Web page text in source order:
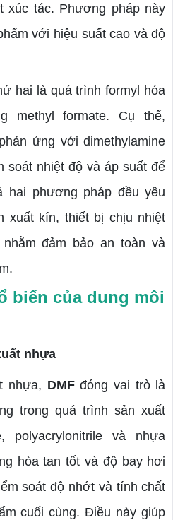
xúc tác. Phương pháp này
với hiệu suất cao và độ
hai là quá trình formyl hóa
methyl formate. Cụ thể,
ứng với dimethylamine
soát nhiệt độ và áp suất để
hai phương pháp đều yêu
xuất kín, thiết bị chịu nhiệt
đảm bảo an toàn và
biến của dung môi
nhựa
DMFđóng vai trò là
trong quá trình sản xuất
polyacrylonitrile và nhựa
hòa tan tốt và độ bay hơi
soát độ nhớt và tính chất
cuối cùng. Điều này giúp